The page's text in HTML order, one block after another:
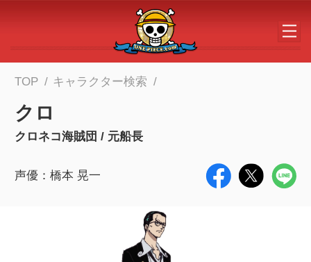
メインコンテンツへスキップする
TOP キャラクター検索
クロ
クロネコ海賊団 / 元船長
声優：橋本 晃一